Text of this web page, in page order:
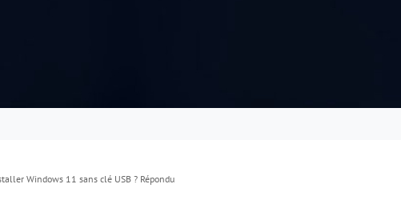
Windows 11 sans clé USB ? Répondu